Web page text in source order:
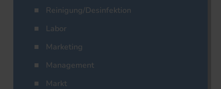
Reinigung/Desinfektion
Labor
Marketing
Management
Markt